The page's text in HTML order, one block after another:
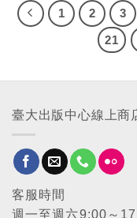
1 2 3
21
臺大出版中心線上商
客服時間
週一至週六9:00～